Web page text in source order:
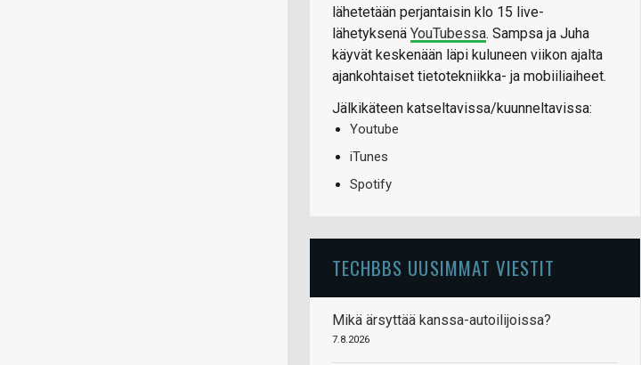
lähetetään perjantaisin klo 15 live-
lähetyksenä YouTubessa. Sampsa ja Juha
käyvät keskenään läpi kuluneen viikon ajalta
ajankohtaiset tietotekniikka- ja mobiiliaiheet.
Jälkikäteen katseltavissa/kuunneltavissa:
Youtube
iTunes
Spotify
TECHBBS UUSIMMAT VIESTIT
Mikä ärsyttää kanssa-autoilijoissa?
7.8.2026